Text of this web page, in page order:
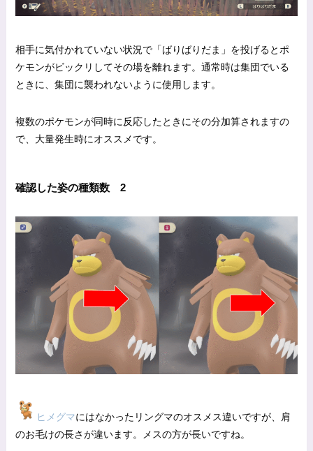
相手に気付かれていない状況で「ばりばりだま」を投げるとポ
ケモンがビックリしてその場を離れます。通常時は集団でいる
ときに、集団に襲われないように使用します。
複数のポケモンが同時に反応したときにその分加算されますの
で、大量発生時にオススメです。
確認した姿の種類数 2
ヒメグマにはなかったリングマのオスメス違いですが、肩
のお毛けの長さが違います。メスの方が長いですね。